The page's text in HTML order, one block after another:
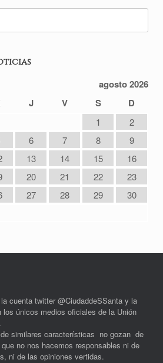
agosto 2026
J V S D
1
2
6 7 8
9
13 14 15
16
20 21 22
23
27 28 29
30
cuenta twitter @CiudaddeSSanta y la
únicos medios oficiales de la Unión
similares características no gozan de
no nos hacemos responsables ni de
ni de las opiniones vertidas.